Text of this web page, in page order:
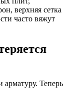
верхняя сетка
часто вяжут
Теперь